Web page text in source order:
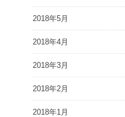
2018年5月
2018年4月
2018年3月
2018年2月
2018年1月